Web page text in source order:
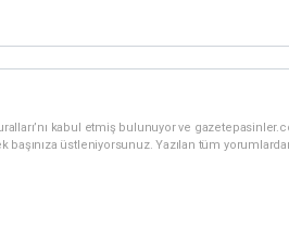
kabul etmiş bulunuyor ve
başınıza üstleniyorsunuz. Yazılan tüm